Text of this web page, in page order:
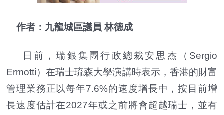
作者：九龍城區議員 林德成
日前，瑞銀集團行政總裁安思杰（Sergio
Ermotti）在瑞士琉森大學演講時表示，香港的財富
管理業務正以每年7.6%的速度增長中，按目前增
長速度估計在2027年或之前將會超越瑞士，並有